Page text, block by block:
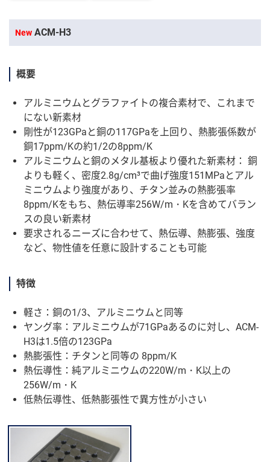
New ACM-H3
概要
アルミニウムとグラファイトの複合素材で、これまで
にない新素材
剛性が123GPaと銅の117GPaを上回り、熱膨張係数が
銅17ppm/Kの約1/2の8ppm/K
アルミニウムと銅のメタル基板より優れた新素材： 銅
よりも軽く、密度2.8g/cm³で曲げ強度151MPaとアル
ミニウムより強度があり、チタン並みの熱膨張率
8ppm/Kをもち、熱伝導率256W/m・Kを含めてバラン
スの良い新素材
要求されるニーズに合わせて、熱伝導、熱膨張、強度
など、物性値を任意に設計することも可能
特徴
軽さ：銅の1/3、アルミニウムと同等
ヤング率：アルミニウムが71GPaあるのに対し、ACM-
H3は1.5倍の123GPa
熱膨張性：チタンと同等の 8ppm/K
熱伝導性：純アルミニウムの220W/m・K以上の
256W/m・K
低熱伝導性、低熱膨張性で異方性が小さい